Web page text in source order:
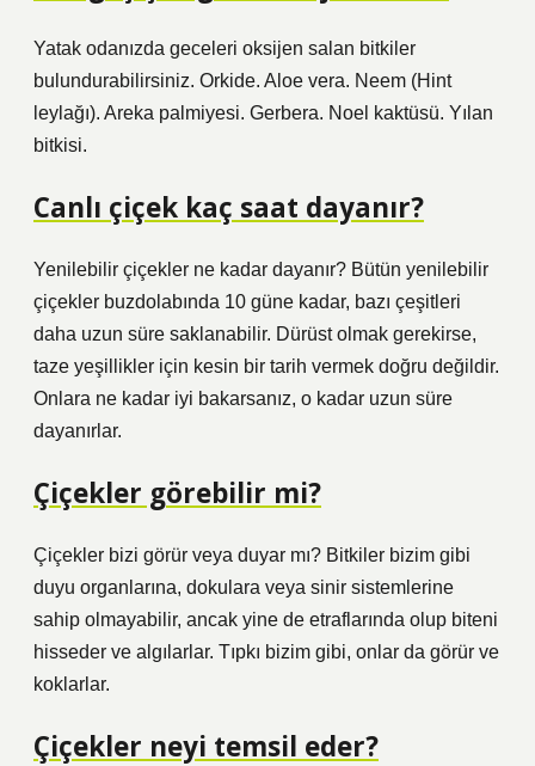
Yatak odanızda geceleri oksijen salan bitkiler
bulundurabilirsiniz. Orkide. Aloe vera. Neem (Hint
leylağı). Areka palmiyesi. Gerbera. Noel kaktüsü. Yılan
bitkisi.
Canlı çiçek kaç saat dayanır?
Yenilebilir çiçekler ne kadar dayanır? Bütün yenilebilir
çiçekler buzdolabında 10 güne kadar, bazı çeşitleri
daha uzun süre saklanabilir. Dürüst olmak gerekirse,
taze yeşillikler için kesin bir tarih vermek doğru değildir.
Onlara ne kadar iyi bakarsanız, o kadar uzun süre
dayanırlar.
Çiçekler görebilir mi?
Çiçekler bizi görür veya duyar mı? Bitkiler bizim gibi
duyu organlarına, dokulara veya sinir sistemlerine
sahip olmayabilir, ancak yine de etraflarında olup biteni
hisseder ve algılarlar. Tıpkı bizim gibi, onlar da görür ve
koklarlar.
Çiçekler neyi temsil eder?